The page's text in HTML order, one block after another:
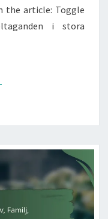
the article: Toggle
i stora
MORE